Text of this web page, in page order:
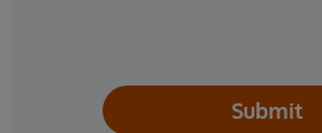
Submit